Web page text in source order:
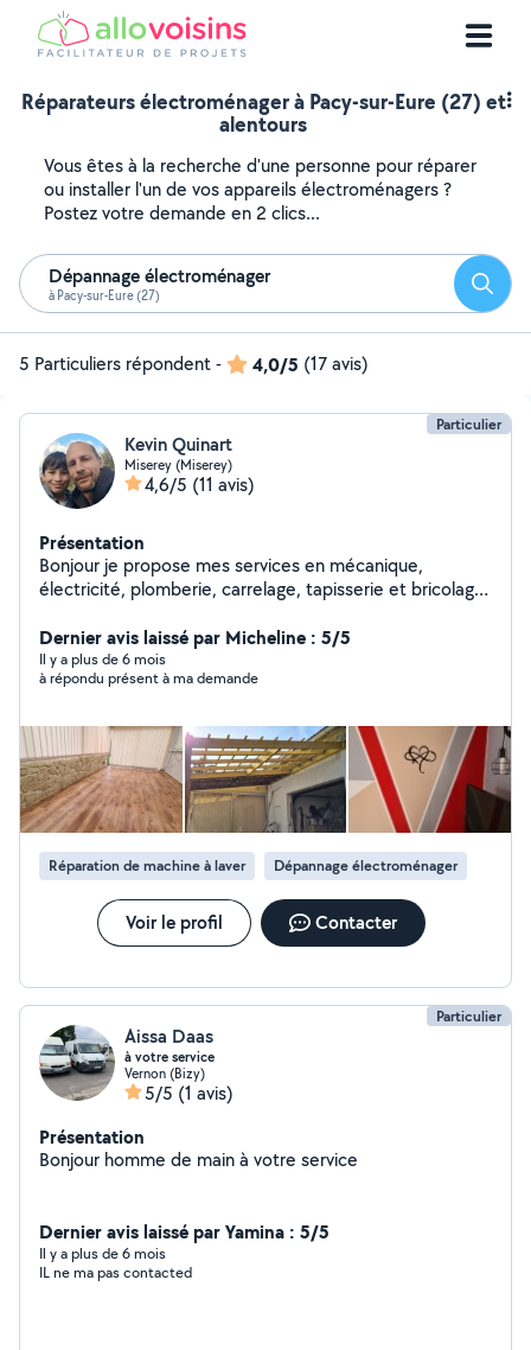
Réparateurs électroménager à Pacy-sur-Eure (27) et
alentours
Vous êtes à la recherche d'une personne pour réparer
ou installer l'un de vos appareils électroménagers ?
Postez votre demande en 2 clics...
Dépannage électroménager
à Pacy-sur-Eure (27)
5 Particuliers répondent- 4,0/5 (17 avis)
Particulier
Kevin Quinart
Miserey (Miserey)
4,6/5 (11 avis)
Présentation
Bonjour je propose mes services en mécanique,
électricité, plomberie, carrelage, tapisserie et bricolage
etc..
Dernier avis laissé par Micheline : 5/5
Il y a plus de 6 mois
à répondu présent à ma demande
Réparation de machine à laver Dépannage électroménager
Voir le profil Contacter
Particulier
Aissa Daas
à votre service
Vernon (Bizy)
5/5 (1 avis)
Présentation
Bonjour homme de main à votre service
Dernier avis laissé par Yamina : 5/5
Il y a plus de 6 mois
IL ne ma pas contacted